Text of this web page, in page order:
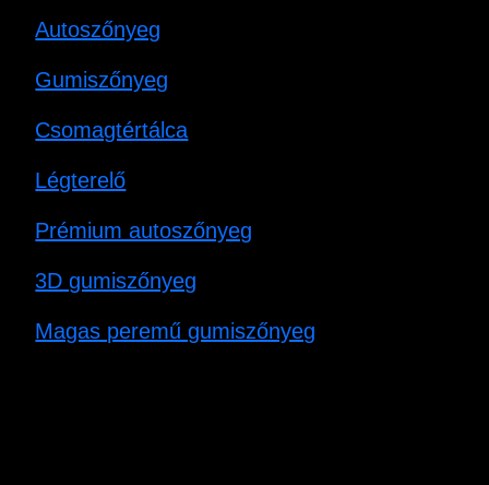
Autoszőnyeg
Gumiszőnyeg
Csomagtértálca
Légterelő
Prémium autoszőnyeg
3D gumiszőnyeg
Magas peremű gumiszőnyeg